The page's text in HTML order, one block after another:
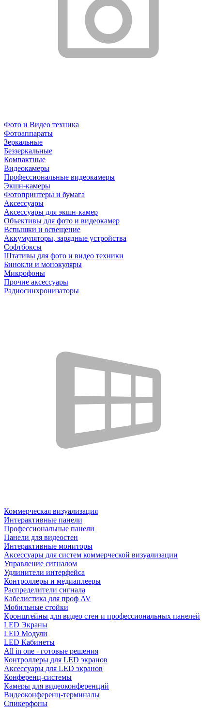
Фото и Видео техника
Фотоаппараты
Зеркальные
Беззеркальные
Компактные
Видеокамеры
Профессиональные видеокамеры
Экшн-камеры
Фотопринтеры и бумага
Аксессуары
Аксессуары для экшн-камер
Объективы для фото и видеокамер
Вспышки и освещение
Аккумуляторы, зарядные устройства
Софтбоксы
Штативы для фото и видео техники
Бинокли и монокуляры
Микрофоны
Прочие аксессуары
Радиосинхронизаторы
Коммерческая визуализация
Интерактивные панели
Профессиональные панели
Панели для видеостен
Интерактивные мониторы
Аксессуары для систем коммерческой визуализации
Управление сигналом
Удлинители интерфейса
Контроллеры и медиаплееры
Распределители сигнала
Кабелистика для проф AV
Мобильные стойки
Кронштейны для видео стен и профессиональных панелей
LED Экраны
LED Модули
LED Кабинеты
All in one - готовые решения
Контроллеры для LED экранов
Аксессуары для LED экранов
Конференц-системы
Камеры для видеоконференций
Видеоконференц-терминалы
Спикерфоны